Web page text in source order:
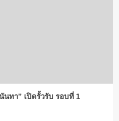
นทา” เปิดรั้วรับ รอบที่ 1